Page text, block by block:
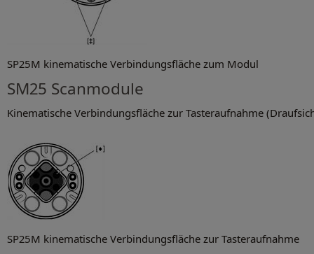
SP25M kinematische Verbindungsfläche zum Modul
SM25 Scanmodule
Kinematische Verbindungsfläche zur Tasteraufnahme
SP25M kinematische Verbindungsfläche zur Tasteraufnahme